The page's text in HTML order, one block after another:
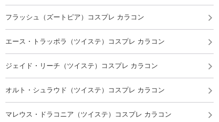
フラッシュ（ズートピア）コスプレ カラコン
エース・トラッポラ（ツイステ）コスプレ カラコン
ジェイド・リーチ（ツイステ）コスプレ カラコン
オルト・シュラウド（ツイステ）コスプレ カラコン
マレウス・ドラコニア（ツイステ）コスプレ カラコン